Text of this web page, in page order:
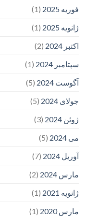
فوریه 2025
(1)
ژانویه 2025
(1)
اکتبر 2024
(2)
سپتامبر 2024
(1)
آگوست 2024
(5)
جولای 2024
(5)
ژوئن 2024
(3)
می 2024
(5)
آوریل 2024
(7)
مارس 2024
(2)
ژانویه 2021
(1)
مارس 2020
(1)